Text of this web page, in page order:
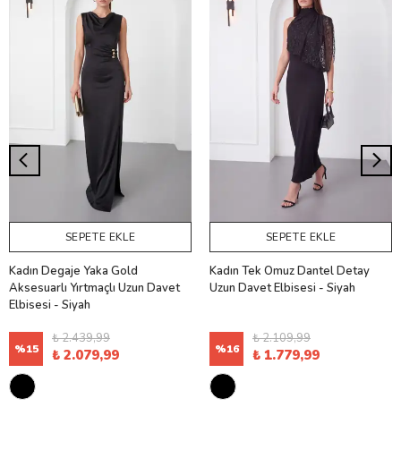
SEPETE EKLE
Kadın Degaje Yaka Gold
Aksesuarlı Yırtmaçlı Uzun Davet
Elbisesi - Siyah
%15
₺ 2.439,99
₺ 2.079,99
SEPETE EKLE
Kadın Tek Omuz Dantel Detay
Uzun Davet Elbisesi - Siyah
%16
₺ 2.109,99
₺ 1.779,99